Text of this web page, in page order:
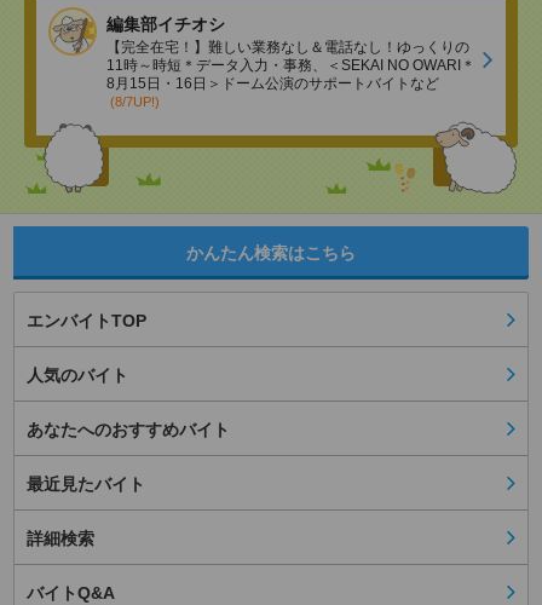
編集部イチオシ
【完全在宅！】難しい業務なし＆電話なし！ゆっくりの
11時～時短＊データ入力・事務、＜SEKAI NO OWARI＊
8月15日・16日＞ドーム公演のサポートバイトなど
(8/7UP!)
かんたん検索はこちら
エンバイトTOP
人気のバイト
あなたへのおすすめバイト
最近見たバイト
詳細検索
バイトQ&A